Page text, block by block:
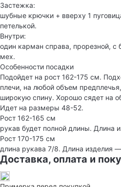
Застежка:
шубные крючки + вверху 1
петелькой.
Внутри:
один карман справа, прорезной,
мех.
Особенности посадки
Подойдет на рост 162-175 см.
плечи, на любой объем
широкую спину. Хорошо сядет на
Идет на размеры 48-52.
Рост 162-165 см
рукав будет полной длины. Длина
Рост 170-175 см
длина рукава 7/8. Длина изделия
Доставка, оплата и